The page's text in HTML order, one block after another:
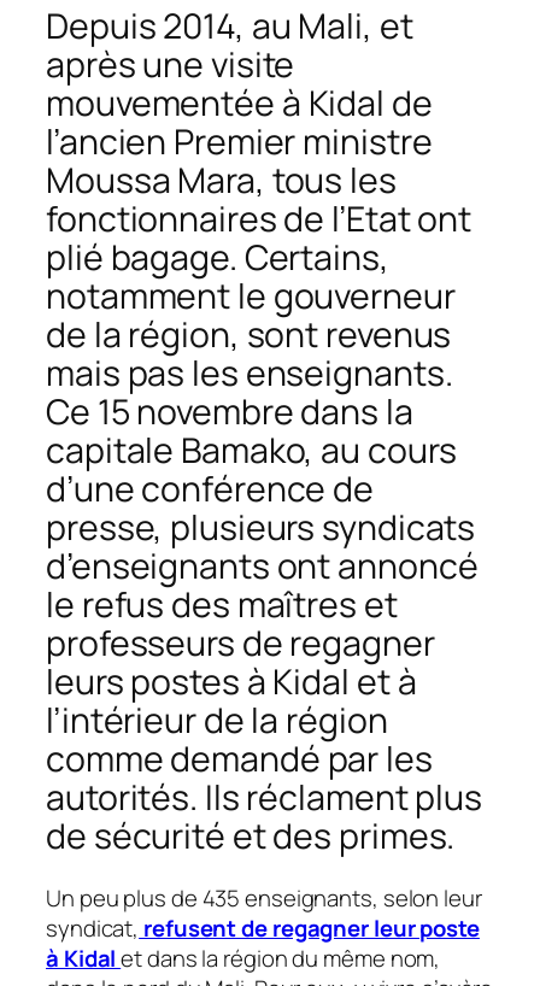
Depuis 2014, au Mali, et
après une visite
mouvementée à Kidal de
l’ancien Premier ministre
Moussa Mara, tous les
fonctionnaires de l’Etat ont
plié bagage. Certains,
notamment le gouverneur
de la région, sont revenus
mais pas les enseignants.
Ce 15 novembre dans la
capitale Bamako, au cours
d’une conférence de
presse, plusieurs syndicats
d’enseignants ont annoncé
le refus des maîtres et
professeurs de regagner
leurs postes à Kidal et à
l’intérieur de la région
comme demandé par les
autorités. Ils réclament plus
de sécurité et des primes.
Un peu plus de 435 enseignants, selon leur
syndicat, refusent de regagner leur poste
à Kidalet dans la région du même nom,